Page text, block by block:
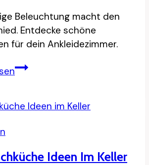
Beleuchtung macht den
Entdecke schöne
für dein Ankleidezimmer.
8
fürs
Ideen Im Keller